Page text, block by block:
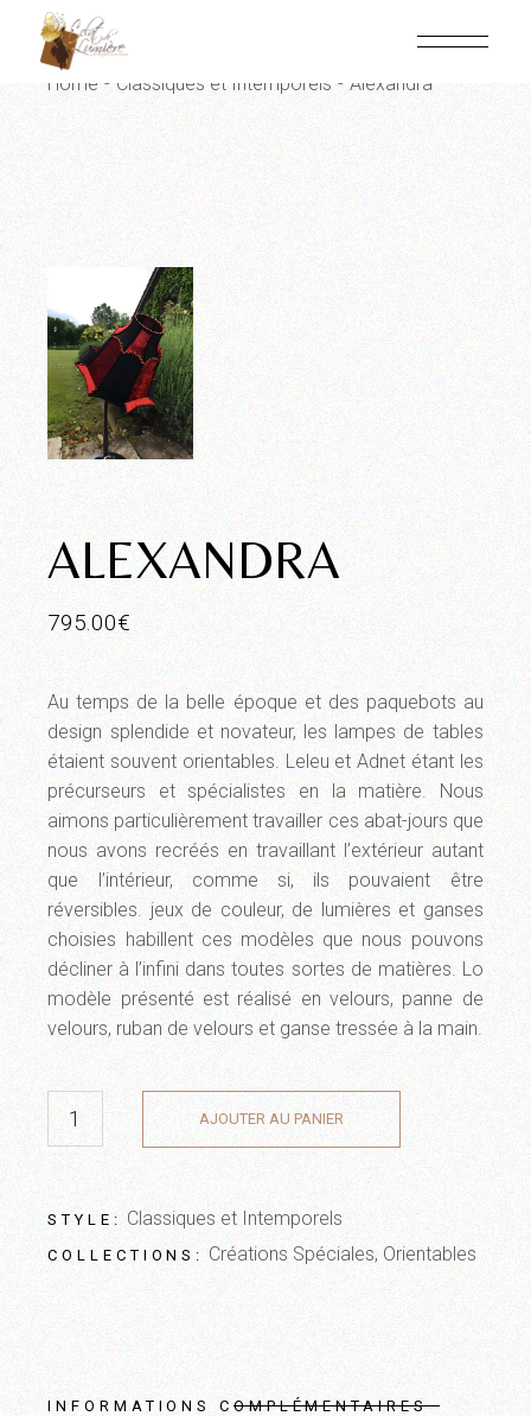
Home Classiques et Intemporels Alexandra
ALEXANDRA
795.00€
Au temps de la belle époque et des paquebots au
design splendide et novateur, les lampes de tables
étaient souvent orientables. Leleu et Adnet étant les
précurseurs et spécialistes en la matière. Nous
aimons particulièrement travailler ces abat-jours que
nous avons recréés en travaillant l’extérieur autant
que l’intérieur, comme si, ils pouvaient être
réversibles. jeux de couleur, de lumières et ganses
choisies habillent ces modèles que nous pouvons
décliner à l’infini dans toutes sortes de matières. Lo
modèle présenté est réalisé en velours, panne de
velours, ruban de velours et ganse tressée à la main.
AJOUTER AU PANIER
STYLE: Classiques et Intemporels
COLLECTIONS: Créations Spéciales,Orientables
INFORMATIONS COMPLÉMENTAIRES
Panneau de gestion des cookies